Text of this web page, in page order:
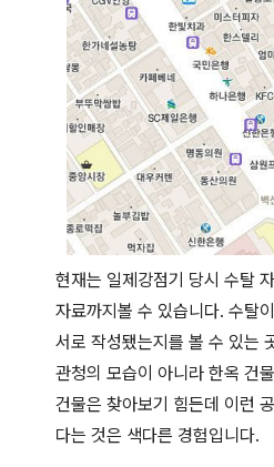
현재는 일제강점기 당시 수탈
자료까지볼 수 있습니다. 수탈
서로 작성됐는지를 볼 수 있는
관청의 모습이 아니라 한옥 건
건물은 찾아보기 힘든데 이런
다는 것은 색다른 경험입니다.